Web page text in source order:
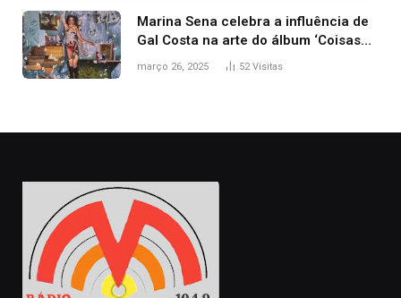
Marina Sena celebra a influência de
Gal Costa na arte do álbum ‘Coisas
naturais’
março 26, 2025 52Visitas